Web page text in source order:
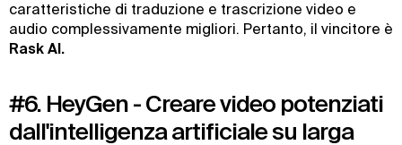
caratteristiche di traduzione e trascrizione video e
audio complessivamente migliori. Pertanto, il vincitore è
Rask AI.
#6. HeyGen - Creare video potenziati
dall'intelligenza artificiale su larga